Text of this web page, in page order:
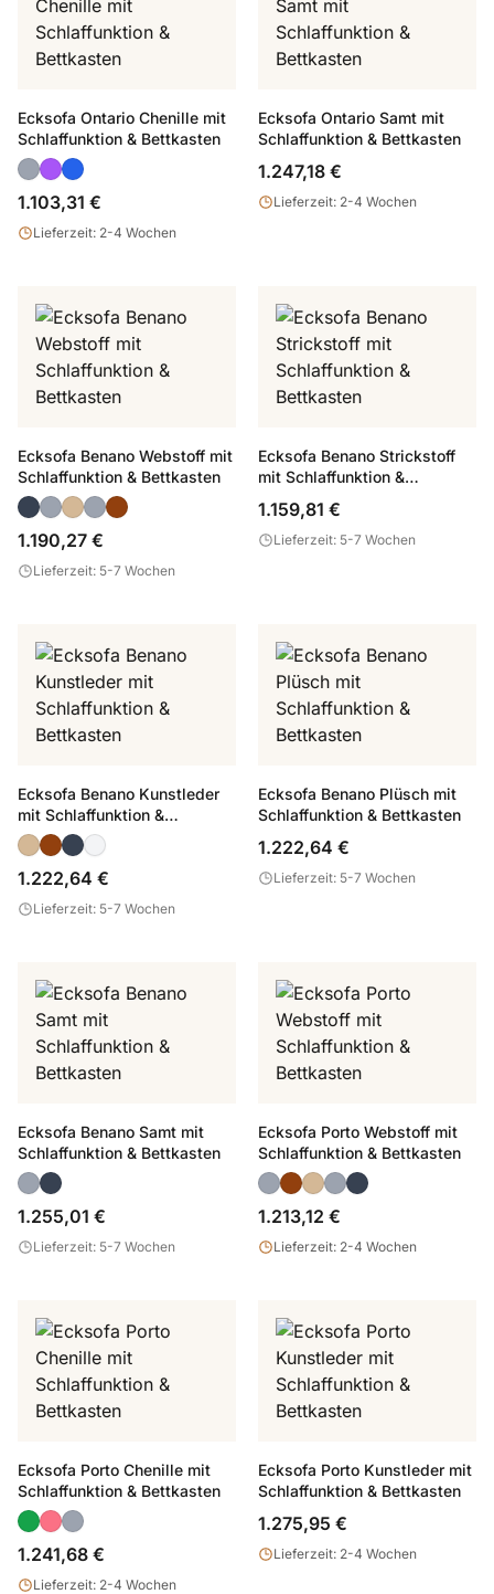
Ecksofa Ontario Chenille mit
Schlaffunktion & Bettkasten
1.103,31 €
Lieferzeit: 2-4 Wochen
Ecksofa Ontario Samt mit
Schlaffunktion & Bettkasten
1.247,18 €
Lieferzeit: 2-4 Wochen
Ecksofa Benano Webstoff mit
Schlaffunktion & Bettkasten
1.190,27 €
Lieferzeit: 5-7 Wochen
Ecksofa Benano Strickstoff
mit Schlaffunktion &
1.159,81 €
Lieferzeit: 5-7 Wochen
Ecksofa Benano Kunstleder
mit Schlaffunktion &
Bettkasten
1.222,64 €
Lieferzeit: 5-7 Wochen
Ecksofa Benano Plüsch mit
Schlaffunktion & Bettkasten
1.222,64 €
Lieferzeit: 5-7 Wochen
Ecksofa Benano Samt mit
Schlaffunktion & Bettkasten
1.255,01 €
Lieferzeit: 5-7 Wochen
Ecksofa Porto Webstoff mit
Schlaffunktion & Bettkasten
1.213,12 €
Lieferzeit: 2-4 Wochen
Ecksofa Porto Chenille mit
Schlaffunktion & Bettkasten
1.241,68 €
Lieferzeit: 2-4 Wochen
Ecksofa Porto Kunstleder mit
Schlaffunktion & Bettkasten
1.275,95 €
Lieferzeit: 2-4 Wochen